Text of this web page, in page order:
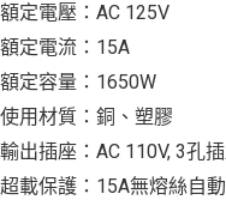
額定電壓：AC 125V
額定電流：15A
額定容量：1650W
使用材質：銅、塑膠
輸出插座：AC 110V, 3孔
超載保護：15A無熔絲自